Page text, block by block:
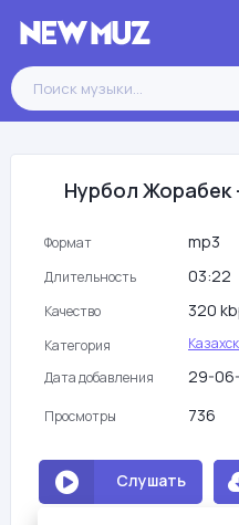
Нурбол Жорабек
Формат mp3
Длительность 03:22
Качество 320
Категория
Дата добавления
29-
Просмотры 736
Слушать